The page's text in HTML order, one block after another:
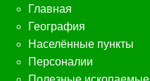
Главная
География
Населённые пункты
Персоналии